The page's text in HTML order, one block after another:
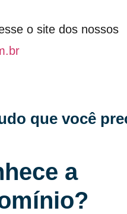
o site dos nossos
a